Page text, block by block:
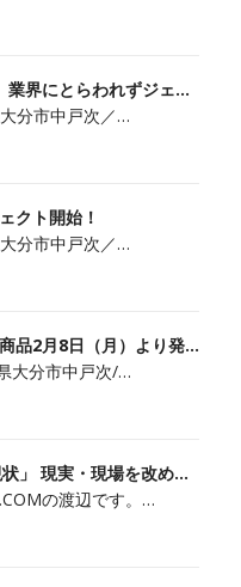
【SDGs取り組み報告】業界にとらわれずジェンダー平等を実現
分市中戸次／…
クト開始！
分市中戸次／…
しっくいを使用した新商品2月8日（月）より発売開始
大分市中戸次/…
「工務店WEB集客の現状」 現実・現場を改めて知ること
の渡辺です。…